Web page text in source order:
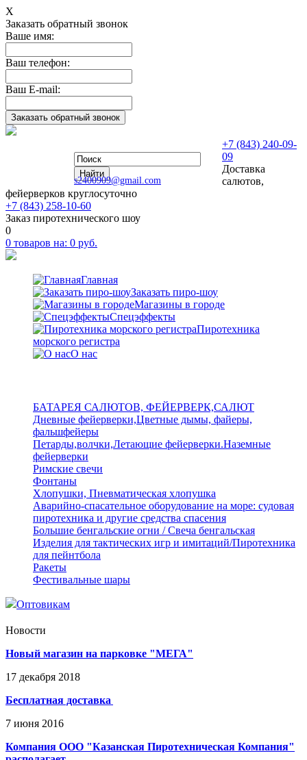
Х
Заказать обратный звонок
Ваше имя:
Ваш телефон:
Ваш E-mail:
s2400909@gmail.com
+7 (843) 240-09-
09
Доставка
салютов,
фейерверков круглосуточно
+7 (843) 258-10-60
Заказ пиротехнического шоу
0
0 товаров на: 0 руб.
Главная
Заказать пиро-шоу
Магазины в городе
Спецэффекты
Пиротехника
морского регистра
О нас
БАТАРЕЯ САЛЮТОВ, ФЕЙЕРВЕРК,САЛЮТ
Дневные фейерверки,Цветные дымы, файеры,
фальшфейеры
Петарды,волчки,Летающие фейерверки.Наземные
фейерверки
Римские свечи
Фонтаны
Хлопушки, Пневматическая хлопушка
Аварийно-спасательное оборудование на море: судовая
пиротехника и другие средства спасения
Большие бенгальские огни / Свеча бенгальская
Изделия для тактических игр и имитаций/Пиротехника
для пейнтбола
Ракеты
Фестивальные шары
Оптовикам
Новости
Новый магазин на парковке "МЕГА"
17 декабря 2018
Бесплатная доставка
7 июня 2016
Компания ООО "Казанская Пиротехническая Компания"